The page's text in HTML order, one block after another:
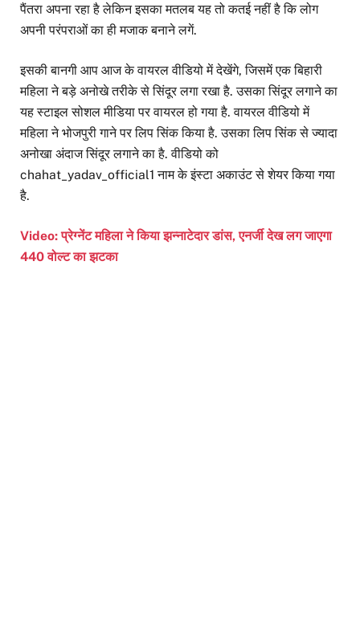
पैंतरा अपना रहा है लेकिन इसका मतलब यह तो कतई नहीं है कि लोग
अपनी परंपराओं का ही मजाक बनाने लगें.
इसकी बानगी आप आज के वायरल वीडियो में देखेंगे, जिसमें एक बिहारी
महिला ने बड़े अनोखे तरीके से सिंदूर लगा रखा है. उसका सिंदूर लगाने का
यह स्टाइल सोशल मीडिया पर वायरल हो गया है. वायरल वीडियो में
महिला ने भोजपुरी गाने पर लिप सिंक किया है. उसका लिप सिंक से ज्यादा
अनोखा अंदाज सिंदूर लगाने का है. वीडियो को
chahat_yadav_official1 नाम के इंस्टा अकाउंट से शेयर किया गया
है.
Video: प्रेग्नेंट महिला ने किया झन्नाटेदार डांस, एनर्जी देख लग जाएगा
440 वोल्ट का झटका